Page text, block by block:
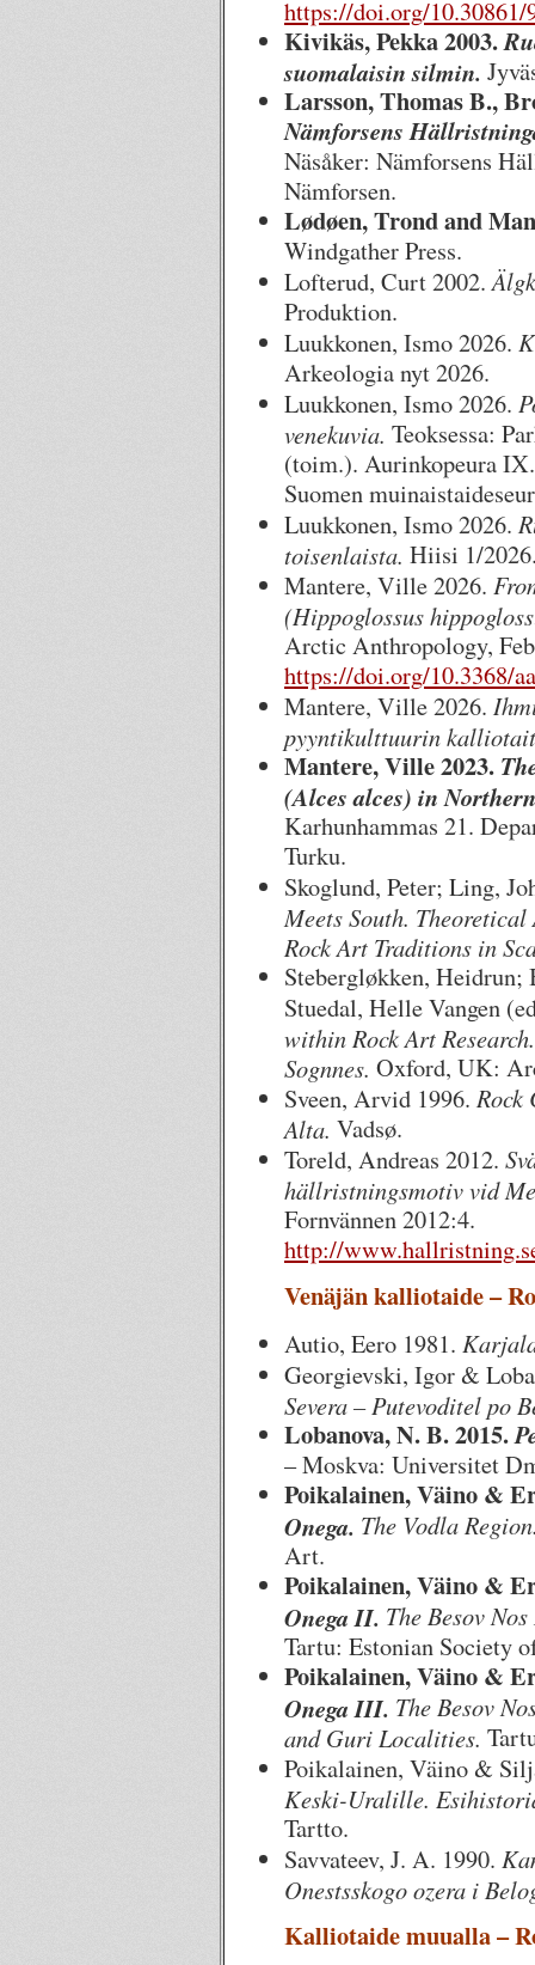
https://doi.org/10.30861/
Kivikäs, Pekka 2003.
suomalaisin silmin.
Larsson, Thomas B.,
Nämforsens
Näsåker: Nämforsens
Nämforsen.
Lødøen, Trond and
Windgather Press.
Lofterud, Curt 2002.
Produktion.
Luukkonen, Ismo 2026.
Arkeologia nyt 2026.
Luukkonen, Ismo 2026.
venekuvia. Teoksessa:
(toim.). Aurinkopeura
Suomen
Luukkonen, Ismo 2026.
toisenlaista. Hiisi 1/
Mantere, Ville 2026.
(Hippoglossus
Arctic Anthropology,
https://doi.org/10.3368/
Mantere, Ville 2026.
pyyntikulttuurin
Mantere, Ville 2023.
(Alces alces) in
Karhunhammas 21.
Turku.
Skoglund, Peter; Ling,
Meets South.
Rock Art Traditions in
Stebergløkken,
Stuedal, Helle Vangen
within Rock Art
Sognnes. Oxford, UK:
Sveen, Arvid 1996. Rock
Alta. Vadsø.
Toreld, Andreas 2012.
hällristningsmotiv vid
Fornvännen 2012:4.
http://
Venäjän kalliotaide –
Autio, Eero 1981.
Georgievski, Igor &
Severa – Putevoditel po
Lobanova, N. B. 2015.
– Moskva: Universitet
Poikalainen, Väino &
Onega. The Vodla
Art.
Poikalainen, Väino &
Onega II. The Besov
Tartu: Estonian Society
Poikalainen, Väino &
Onega III. The Besov
and Guri Localities.
Poikalainen, Väino &
Keski-Uralille.
Tartto.
Savvateev, J. A. 1990.
Onestsskogo ozera i
Kalliotaide muualla –